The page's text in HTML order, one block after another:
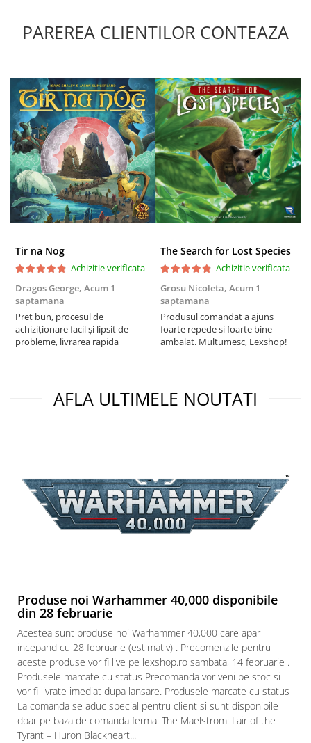
PAREREA CLIENTILOR CONTEAZA
Tir na Nog
Achizitie verificata
Dragos George, Acum 1
saptamana
Preț bun, procesul de
achiziționare facil și lipsit de
probleme, livrarea rapida
The Search for Lost Species
Achizitie verificata
Grosu Nicoleta, Acum 1
saptamana
Produsul comandat a ajuns
foarte repede si foarte bine
ambalat. Multumesc, Lexshop!
AFLA ULTIMELE NOUTATI
Produse noi Warhammer 40,000 disponibile
din 28 februarie
Acestea sunt produse noi Warhammer 40,000 care apar
incepand cu 28 februarie (estimativ) . Precomenzile pentru
aceste produse vor fi live pe lexshop.ro sambata, 14 februarie .
Produsele marcate cu status Precomanda vor veni pe stoc si
vor fi livrate imediat dupa lansare. Produsele marcate cu status
La comanda se aduc special pentru client si sunt disponibile
doar pe baza de comanda ferma. The Maelstrom: Lair of the
Tyrant – Huron Blackheart...